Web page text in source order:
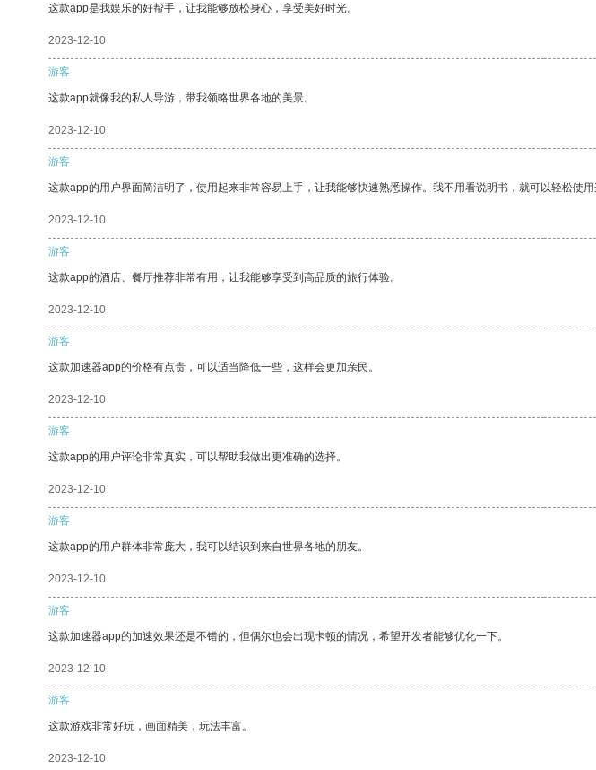
这款app是我娱乐的好帮手，让我能够放松身心，享受美好时光。
2023-12-10
游客
这款app就像我的私人导游，带我领略世界各地的美景。
2023-12-10
游客
这款app的用户界面简洁明了，使用起来非常容易上手，让我能够快速熟悉操作。我不用看说明书，就可以轻松使用
2023-12-10
游客
这款app的酒店、餐厅推荐非常有用，让我能够享受到高品质的旅行体验。
2023-12-10
游客
这款加速器app的价格有点贵，可以适当降低一些，这样会更加亲民。
2023-12-10
游客
这款app的用户评论非常真实，可以帮助我做出更准确的选择。
2023-12-10
游客
这款app的用户群体非常庞大，我可以结识到来自世界各地的朋友。
2023-12-10
游客
这款加速器app的加速效果还是不错的，但偶尔也会出现卡顿的情况，希望开发者能够优化一下。
2023-12-10
游客
这款游戏非常好玩，画面精美，玩法丰富。
2023-12-10